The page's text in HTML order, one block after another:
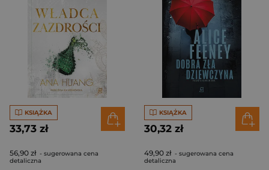
KSIĄŻKA
33,73 zł
56,90 zł - sugerowana cena
detaliczna
KSIĄŻKA
30,32 zł
49,90 zł - sugerowana cena
detaliczna